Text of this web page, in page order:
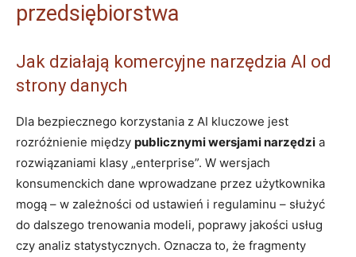
przedsiębiorstwa
Jak działają komercyjne narzędzia AI od
strony danych
Dla bezpiecznego korzystania z AI kluczowe jest
rozróżnienie między publicznymi wersjami narzędzi a
rozwiązaniami klasy „enterprise”. W wersjach
konsumenckich dane wprowadzane przez użytkownika
mogą – w zależności od ustawień i regulaminu – służyć
do dalszego trenowania modeli, poprawy jakości usług
czy analiz statystycznych. Oznacza to, że fragmenty